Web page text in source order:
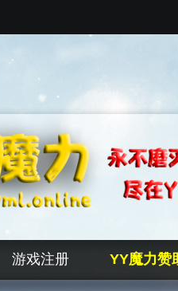
游戏注册 YY魔力赞